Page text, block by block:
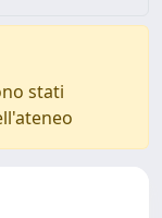
stati